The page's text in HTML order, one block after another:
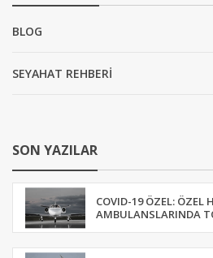
BLOG
SEYAHAT REHBERİ
SON YAZILAR
COVID-19 ÖZEL: ÖZEL
AMBULANSLARINDA